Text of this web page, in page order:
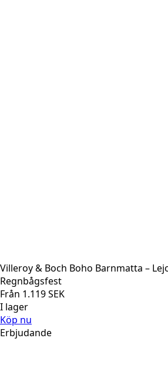
Villeroy & Boch Boho Barnmatta –
Regnbågsfest
Från 1.119SEK
I lager
Köp nu
Erbjudande